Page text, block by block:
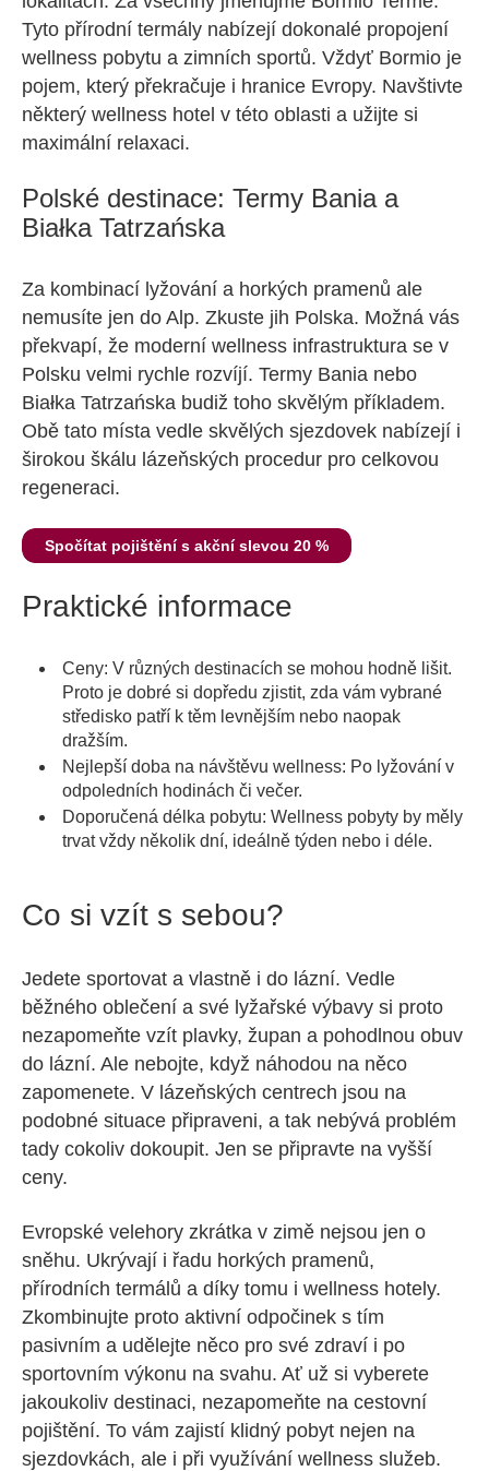
Tyto přírodní termály nabízejí dokonalé propojení
wellness pobytu a zimních sportů. Vždyť Bormio je
pojem, který překračuje i hranice Evropy. Navštivte
některý wellness hotel v této oblasti a užijte si
maximální relaxaci.
Polské destinace: Termy Bania a
Białka Tatrzańska
Za kombinací lyžování a horkých pramenů ale
nemusíte jen do Alp. Zkuste jih Polska. Možná vás
překvapí, že moderní wellness infrastruktura se v
Polsku velmi rychle rozvíjí. Termy Bania nebo
Białka Tatrzańska budiž toho skvělým příkladem.
Obě tato místa vedle skvělých sjezdovek nabízejí i
širokou škálu lázeňských procedur pro celkovou
regeneraci.
Spočítat pojištění s akční slevou 20 %
Praktické informace
Ceny: V různých destinacích se mohou hodně lišit.
Proto je dobré si dopředu zjistit, zda vám vybrané
středisko patří k těm levnějším nebo naopak
dražším.
Nejlepší doba na návštěvu wellness: Po lyžování v
odpoledních hodinách či večer.
Doporučená délka pobytu: Wellness pobyty by měly
trvat vždy několik dní, ideálně týden nebo i déle.
Co si vzít s sebou?
Jedete sportovat a vlastně i do lázní. Vedle
běžného oblečení a své lyžařské výbavy si proto
nezapomeňte vzít plavky, župan a pohodlnou obuv
do lázní. Ale nebojte, když náhodou na něco
zapomenete. V lázeňských centrech jsou na
podobné situace připraveni, a tak nebývá problém
tady cokoliv dokoupit. Jen se připravte na vyšší
ceny.
Evropské velehory zkrátka v zimě nejsou jen o
sněhu. Ukrývají i řadu horkých pramenů,
přírodních termálů a díky tomu i wellness hotely.
Zkombinujte proto aktivní odpočinek s tím
pasivním a udělejte něco pro své zdraví i po
sportovním výkonu na svahu. Ať už si vyberete
jakoukoliv destinaci, nezapomeňte na cestovní
pojištění. To vám zajistí klidný pobyt nejen na
sjezdovkách, ale i při využívání wellness služeb.